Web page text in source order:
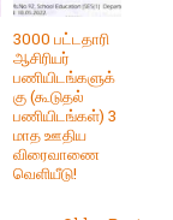
3000 பட்டதாரி
ஆசிரியர்
பணியிடங்களுக்
கு (கூடுதல்
பணியிடங்கள்) 3
மாத ஊதிய
விரைவாணை
வெளியீடு!